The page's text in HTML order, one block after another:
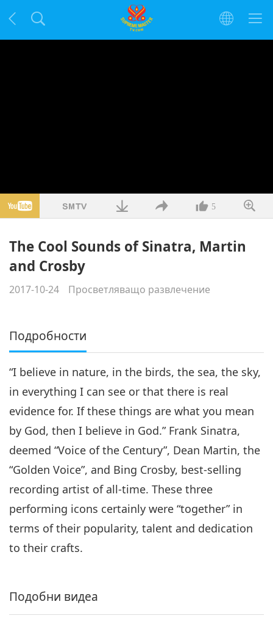
5
The Cool Sounds of Sinatra, Martin
and Crosby
2017-10-24 Просветляващо развлечение
Подробности
“I believe in nature, in the birds, the sea, the sky,
in everything I can see or that there is real
evidence for. If these things are what you mean
by God, then I believe in God.” Frank Sinatra,
deemed “Voice of the Century”, Dean Martin, the
“Golden Voice”, and Bing Crosby, best-selling
recording artist of all-time. These three
performing icons certainly were “together” in
terms of their popularity, talent and dedication
to their crafts.
Подобни видеа